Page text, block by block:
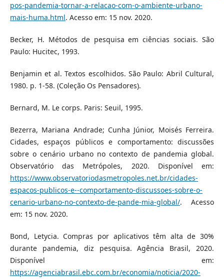
pos-pandemia-tornar-a-relacao-com-o-ambiente-urbano-
mais-huma.html. Acesso em: 15 nov. 2020.
Becker, H. Métodos de pesquisa em ciências sociais. São
Paulo: Hucitec, 1993.
Benjamin et al. Textos escolhidos. São Paulo: Abril Cultural,
1980. p. 1-58. (Coleção Os Pensadores).
Bernard, M. Le corps. Paris: Seuil, 1995.
Bezerra, Mariana Andrade; Cunha Júnior, Moisés Ferreira.
Cidades, espaços públicos e comportamento: discussões
sobre o cenário urbano no contexto de pandemia global.
Observatório das Metrópoles, 2020. Disponível em:
https://www.observatoriodasmetropoles.net.br/cidades-
espacos-publicos-e--comportamento-discussoes-sobre-o-
cenario-urbano-no-contexto-de-pande-mia-global/. Acesso
em: 15 nov. 2020.
Bond, Letycia. Compras por aplicativos têm alta de 30%
durante pandemia, diz pesquisa. Agência Brasil, 2020.
Disponível em:
https://agenciabrasil.ebc.com.br/economia/noticia/2020-